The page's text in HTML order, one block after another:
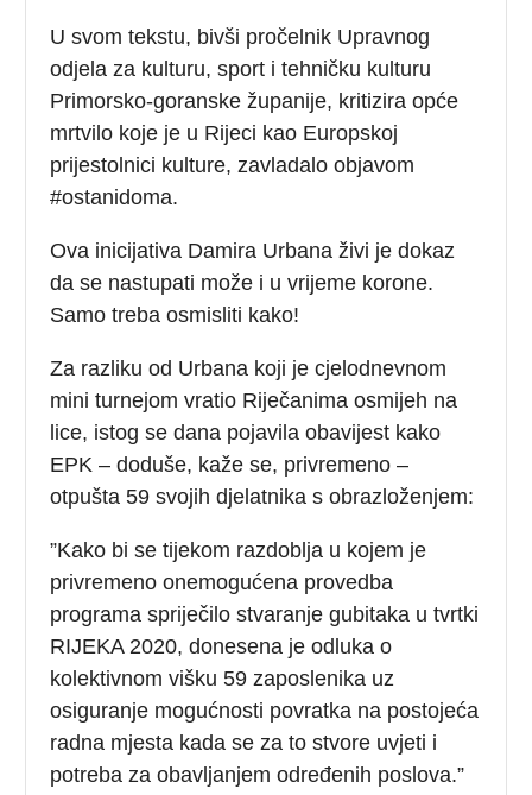
U svom tekstu, bivši pročelnik Upravnog
odjela za kulturu, sport i tehničku kulturu
Primorsko-goranske županije, kritizira opće
mrtvilo koje je u Rijeci kao Europskoj
prijestolnici kulture, zavladalo objavom
#ostanidoma.
Ova inicijativa Damira Urbana živi je dokaz
da se nastupati može i u vrijeme korone.
Samo treba osmisliti kako!
Za razliku od Urbana koji je cjelodnevnom
mini turnejom vratio Riječanima osmijeh na
lice, istog se dana pojavila obavijest kako
EPK – doduše, kaže se, privremeno –
otpušta 59 svojih djelatnika s obrazloženjem:
”Kako bi se tijekom razdoblja u kojem je
privremeno onemogućena provedba
programa spriječilo stvaranje gubitaka u tvrtki
RIJEKA 2020, donesena je odluka o
kolektivnom višku 59 zaposlenika uz
osiguranje mogućnosti povratka na postojeća
radna mjesta kada se za to stvore uvjeti i
potreba za obavljanjem određenih poslova.”